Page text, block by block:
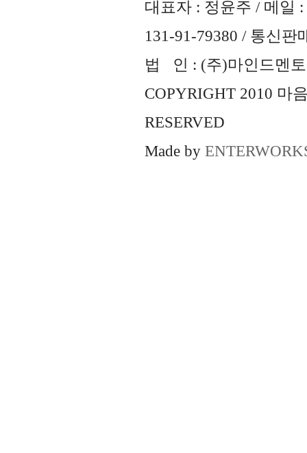
대표자 : 정윤주 / 메일 :
131-91-79380 / 통신판
법 인 : (주)마인드멘토
COPYRIGHT 2010 마
RESERVED
Made by